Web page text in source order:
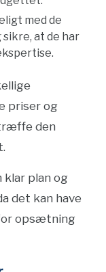
med de
at de har
priser og
den
klar plan og
det kan have
opsætning